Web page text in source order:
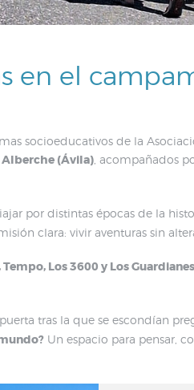
en el
socioeducativos de la
Alberche (Ávila) , acompañados
por distintas épocas de la
clara: vivir aventuras sin
Los 3600 y Los
tras la que se escondían
Un espacio para pensar,